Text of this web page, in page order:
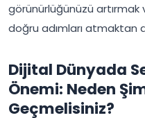
görünürlüğünüzü artırmak
doğru adımları atmaktan
Dijital Dünyada
Önemi: Neden
Geçmelisiniz?